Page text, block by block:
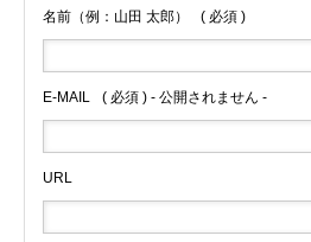
名前（例：山田 太郎） ( 必須 )
E-MAIL ( 必須 ) - 公開されません -
URL